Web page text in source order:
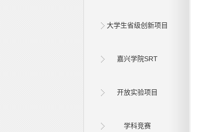
大学生省级创新项目
嘉兴学院SRT
开放实验项目
学科竞赛